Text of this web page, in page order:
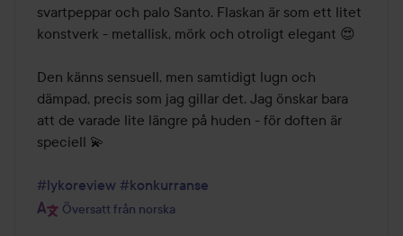
svartpeppar och palo Santo. Flaskan är som ett litet
konstverk - metallisk, mörk och otroligt elegant 😍
Den känns sensuell, men samtidigt lugn och
dämpad, precis som jag gillar det. Jag önskar bara
att de varade lite längre på huden - för doften är
speciell 💫
#lykoreview #konkurranse
Översatt från norska